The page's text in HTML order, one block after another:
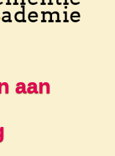
aan